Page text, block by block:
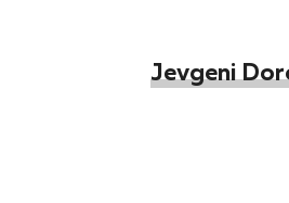
Jevgeni